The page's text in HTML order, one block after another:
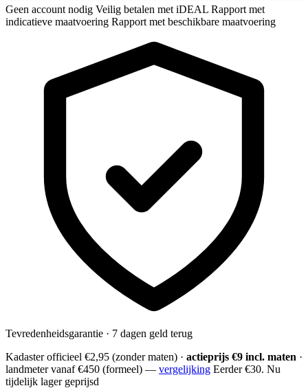
Geen account nodig Veilig betalen met iDEAL Rapport met
indicatieve maatvoering Rapport met beschikbare maatvoering
Tevredenheidsgarantie · 7 dagen geld terug
Kadaster officieel €2,95 (zonder maten) · actieprijs €9 incl. maten ·
landmetervanaf €450 (formeel) — vergelijking Eerder €30. Nu
tijdelijk lager geprijsd